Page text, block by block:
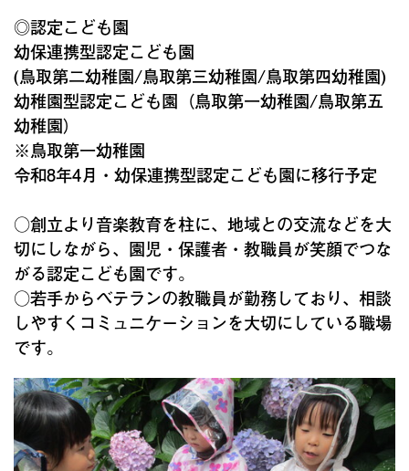
◎認定こども園
幼保連携型認定こども園
(鳥取第二幼稚園/鳥取第三幼稚園/鳥取第四幼稚園)
幼稚園型認定こども園（鳥取第一幼稚園/鳥取第五
幼稚園）
※鳥取第一幼稚園
令和8年4月・幼保連携型認定こども園に移行予定
○創立より音楽教育を柱に、地域との交流などを大
切にしながら、園児・保護者・教職員が笑顔でつな
がる認定こども園です。
○若手からベテランの教職員が勤務しており、相談
しやすくコミュニケ－ションを大切にしている職場
です。